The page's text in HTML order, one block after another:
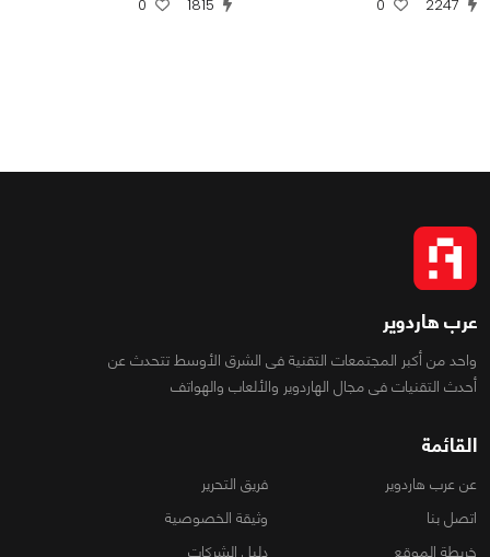
2247
0
1815
0
عرب هاردوير
واحد من أكبر المجتمعات التقنية فى الشرق الأوسط تتحدث عن
أحدث التقنيات فى مجال الهاردوير والألعاب والهواتف
القائمة
عن عرب هاردوير
فريق التحرير
اتصل بنا
وثيقة الخصوصية
خريطة الموقع
دليل الشركات